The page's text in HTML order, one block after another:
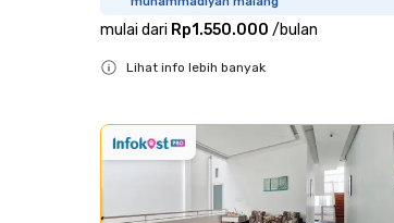
mulai dari Rp1.550.000 /bulan
Lihat info lebih banyak